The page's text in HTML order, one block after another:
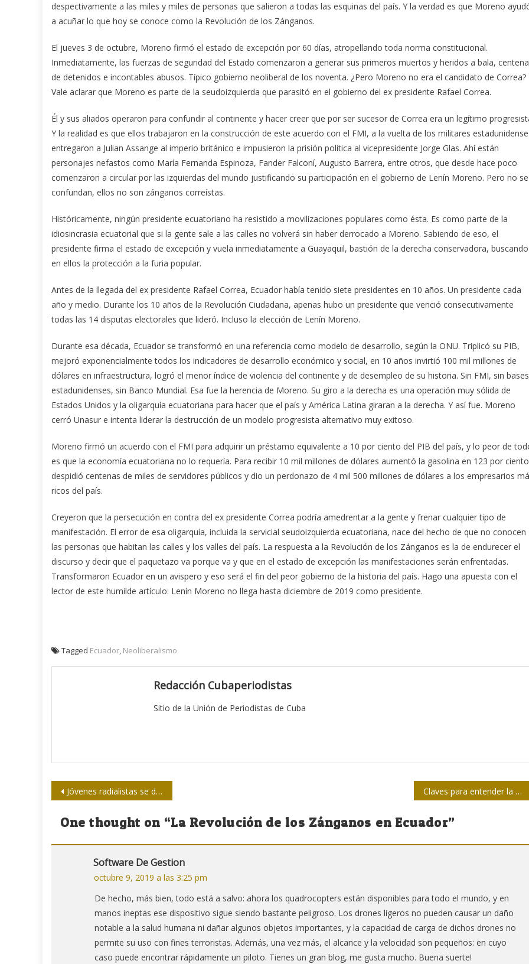
despectivamente a las miles y miles de personas que salieron a todas las esquinas del país. Y la verdad es que Moreno
a acuñar lo que hoy se conoce como la Revolución de los Zánganos.
El jueves 3 de octubre, Moreno firmó el estado de excepción por 60 días, atropellando toda norma constitucional.
Inmediatamente, las fuerzas de seguridad del Estado comenzaron a generar sus primeros muertos y heridos a bala,
de detenidos e incontables abusos. Típico gobierno neoliberal de los noventa. ¿Pero Moreno no era el candidato de Correa?
Vale aclarar que Moreno es parte de la seudoizquierda que parasitó en el gobierno del ex presidente Rafael Correa.
Él y sus aliados operaron para confundir al continente y hacer creer que por ser sucesor de Correa era un legítimo
Y la realidad es que ellos trabajaron en la construcción de este acuerdo con el FMI, a la vuelta de los militares
entregaron a Julian Assange al imperio británico e impusieron la prisión política al vicepresidente Jorge Glas. Ahí están
personajes nefastos como María Fernanda Espinoza, Fander Falconí, Augusto Barrera, entre otros, que desde hace poco
comenzaron a circular por las izquierdas del mundo justificando su participación en el gobierno de Lenín Moreno. Pero no se
confundan, ellos no son zánganos correístas.
Históricamente, ningún presidente ecuatoriano ha resistido a movilizaciones populares como ésta. Es como parte de la
idiosincrasia ecuatorial que si la gente sale a las calles no volverá sin haber derrocado a Moreno. Sabiendo de eso, el
presidente firma el estado de excepción y vuela inmediatamente a Guayaquil, bastión de la derecha conservadora, buscando
en ellos la protección a la furia popular.
Antes de la llegada del ex presidente Rafael Correa, Ecuador había tenido siete presidentes en 10 años. Un presidente cada
año y medio. Durante los 10 años de la Revolución Ciudadana, apenas hubo un presidente que venció consecutivamente
todas las 14 disputas electorales que lideró. Incluso la elección de Lenín Moreno.
Durante esa década, Ecuador se transformó en una referencia como modelo de desarrollo, según la ONU. Triplicó su PIB,
mejoró exponencialmente todos los indicadores de desarrollo económico y social, en 10 años invirtió 100 mil millones de
dólares en infraestructura, logró el menor índice de violencia del continente y de desempleo de su historia. Sin FMI, sin bases
estadunidenses, sin Banco Mundial. Esa fue la herencia de Moreno. Su giro a la derecha es una operación muy sólida de
Estados Unidos y la oligarquía ecuatoriana para hacer que el país y América Latina giraran a la derecha. Y así fue. Moreno
cerró Unasur e intenta liderar la destrucción de un modelo progresista alternativo muy exitoso.
Moreno firmó un acuerdo con el FMI para adquirir un préstamo equivalente a 10 por ciento del PIB del país, y lo peor de
es que la economía ecuatoriana no lo requería. Para recibir 10 mil millones de dólares aumentó la gasolina en 123 por
despidió centenas de miles de servidores públicos y dio un perdonazo de 4 mil 500 millones de dólares a los empresarios
ricos del país.
Creyeron que la persecución en contra del ex presidente Correa podría amedrentar a la gente y frenar cualquier tipo de
manifestación. El error de esa oligarquía, incluida la servicial seudoizquierda ecuatoriana, nace del hecho de que no conocen
las personas que habitan las calles y los valles del país. La respuesta a la Revolución de los Zánganos es la de endurecer el
discurso y decir que el paquetazo va porque va y que en el estado de excepción las manifestaciones serán enfrentadas.
Transformaron Ecuador en un avispero y eso será el fin del peor gobierno de la historia del país. Hago una apuesta con el
lector de este humilde artículo: Lenín Moreno no llega hasta diciembre de 2019 como presidente.
Tagged Ecuador, Neoliberalismo
Redacción Cubaperiodistas
Sitio de la Unión de Periodistas de Cuba
Navegación
de
Jóvenes radialistas se darán cita en Vuelta Abajo Claves para entender la Estructura del Estado Cubano
One thought on “La Revolución de los Zánganos en Ecuador”
Software De Gestion
octubre 9, 2019 a las 3:25 pm
De hecho, más bien, todo está a salvo: ahora los quadrocopters están disponibles para todo el mundo, y en
manos ineptas ese dispositivo sigue siendo bastante peligroso. Los drones ligeros no pueden causar un daño
notable a la salud humana ni dañar algunos objetos importantes, y la capacidad de carga de dichos drones no
permite su uso con fines terroristas. Además, una vez más, el alcance y la velocidad son pequeños: en cuyo
caso puede encontrar rápidamente un piloto. Tienes un gran blog, me gusta mucho. Buena suerte!